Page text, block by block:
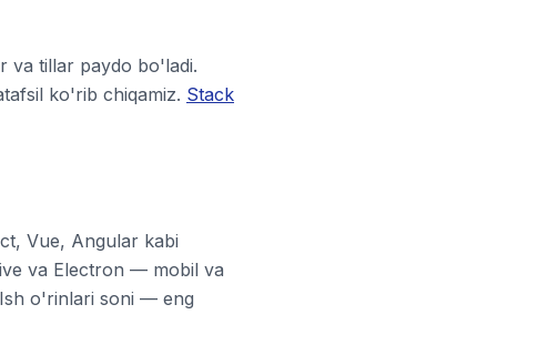
va tillar paydo bo'ladi.
ko'rib chiqamiz. Stack
Vue, Angular kabi
va Electron — mobil va
o'rinlari soni — eng